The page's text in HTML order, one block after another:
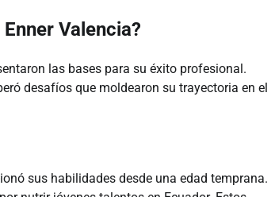
Valencia?
las bases para su éxito profesional.
desafíos que moldearon su trayectoria en el
sus habilidades desde una edad temprana.